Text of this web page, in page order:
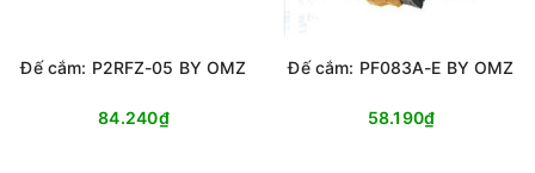
Đế cắm: P2RFZ-05 BY OMZ
84.240₫
Đế cắm: PF083A-E BY OMZ
58.190₫